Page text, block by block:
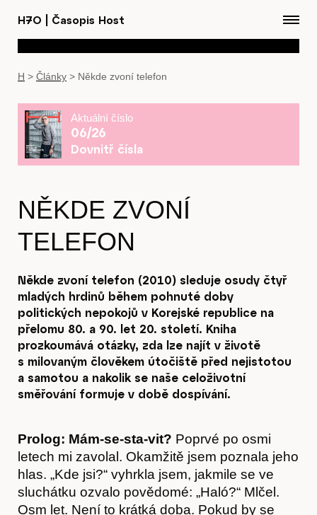
H7O Časopis Host
H > Články > Někde zvoní telefon
Aktuální číslo
06/26
Dovnitř čísla
NĚKDE ZVONÍ
TELEFON
Někde zvoní telefon (2010) sleduje osudy čtyř
mladých hrdinů během pohnuté doby
politických nepokojů v Korejské republice na
přelomu 80. a 90. let 20. století. Kniha
prozkoumává otázky, zda lze najít v životě
s milovaným člověkem útočiště před nejistotou
a samotou a nakolik se naše celoživotní
směřování formuje v době dospívání.
Prolog: Mám-se-sta-vit? Poprvé po osmi
letech mi zavolal. Okamžitě jsem poznala jeho
hlas. „Kde jsi?“ vyhrkla jsem, jakmile se ve
sluchátku ozvalo povědomé: „Haló?“ Mlčel.
Osm let. Není to krátká doba. Pokud by se